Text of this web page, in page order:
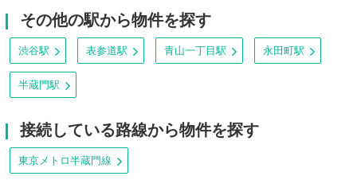
その他の駅から物件を探す
渋谷駅 表参道駅 青山一丁目駅 永田町駅
半蔵門駅
接続している路線から物件を探す
東京メトロ半蔵門線